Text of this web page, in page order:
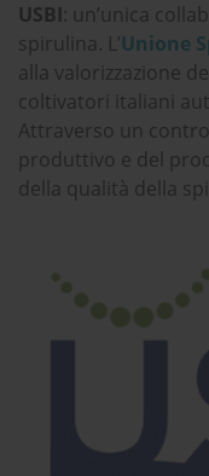
USBI: un’unica
spirulina. L’Unione
alla valorizzazione
coltivatori italiani
Attraverso un
produttivo e del
della qualità della